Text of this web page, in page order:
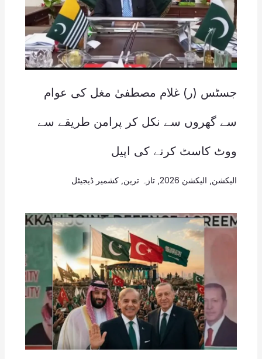
جسٹس (ر) غلام مصطفیٰ مغل کی عوام
سے گھروں سے نکل کر پرامن طریقے سے
ووٹ کاسٹ کرنے کی اپیل
الیکشن الیکشن 2026 , تازہ ترین کشمیر ڈیجیٹل